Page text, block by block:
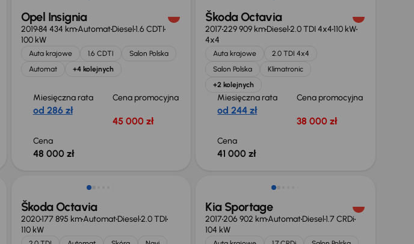
Opel Insignia
201984 434 kmAutomatDiesel1.6 CDTI
100 kW
Auta krajowe 1.6 CDTI
Salon Polska
Automat
+4 kolejnych
Miesięczna rata
od 286 zł
Cena promocyjna
45 000 zł
Cena
48 000 zł
Škoda Octavia
2017229 909 kmDiesel2.0 TDI 4x4110 kW
4x4
Auta krajowe
2.0 TDI 4x4
Salon Polska
Klimatronic
+2 kolejnych
Miesięczna rata
od 244 zł
Cena promocyjna
38 000 zł
Cena
41 000 zł
Škoda Octavia
2020177 895 kmAutomatDiesel2.0 TDI
110 kW
Kia Sportage
2017206 902 kmAutomatDiesel1.7 CRDi
104 kW